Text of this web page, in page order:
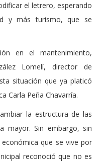
el letrero, esperando
y más turismo, que se
en el mantenimiento,
Lomelí, director de
situación que ya platicó
Carla Peña Chavarría.
la estructura de las
mayor. Sin embargo, sin
que se vive por
reconoció que no es